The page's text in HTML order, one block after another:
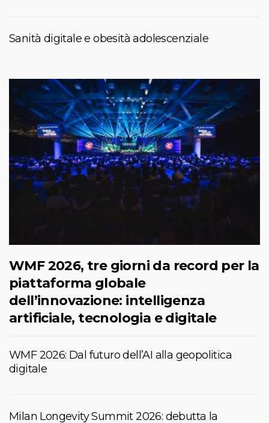
Sanità digitale e obesità adolescenziale
WMF 2026, tre giorni da record per la
piattaforma globale
dell’innovazione: intelligenza
artificiale, tecnologia e digitale
WMF 2026: Dal futuro dell’AI alla geopolitica
digitale
Milan Longevity Summit 2026: debutta la